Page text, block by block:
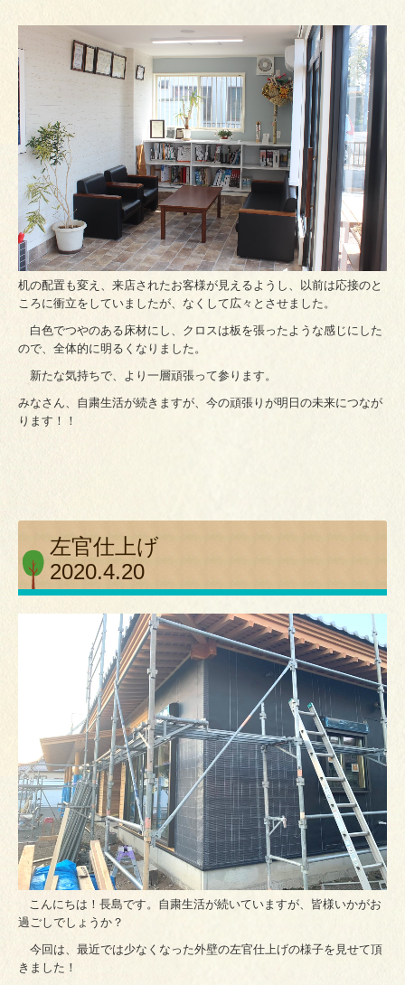
机の配置も変え、来店されたお客様が見えるようし、以前は応接のと
ころに衝立をしていましたが、なくして広々とさせました。
白色でつやのある床材にし、クロスは板を張ったような感じにした
ので、全体的に明るくなりました。
新たな気持ちで、より一層頑張って参ります。
みなさん、自粛生活が続きますが、今の頑張りが明日の未来につなが
ります！！
左官仕上げ
2020.4.20
こんにちは！長島です。自粛生活が続いていますが、皆様いかがお
過ごしでしょうか？
今回は、最近では少なくなった外壁の左官仕上げの様子を見せて頂
きました！